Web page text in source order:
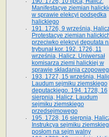
Manifestacye ziemian
w sprawie elekcyi podsędka
halickiego
191. 1726, 9 września,
Protestacye ziemian
przeciwko elekcyi deputata
trybunał kor. 192. 1726, 11
września, Halicz. Uniwersał
komisarza ziemi halickiej w
sprawie składania
193. 1727, 15 września,
Laudum sejmiku ziemskiego
deputackiego. 194. 1728, 16
sierpnia, Halicz. Laudum
sejmiku ziemskiego
przedsejmowego
195. 1728, 16 sierpnia,
Instrukcya sejmiku
posłom na sejm walny